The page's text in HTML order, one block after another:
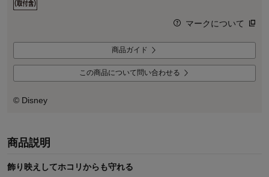
マークについて
商品ガイド
この商品について問い合わせる
© Disney
商品説明
飾り映えしてホコリからも守れる